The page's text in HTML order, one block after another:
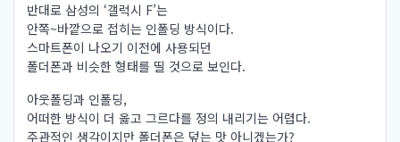
반대로 삼성의 ‘갤럭시 F’는
안쪽~바깥으로 접히는 인폴딩 방식이다.
스마트폰이 나오기 이전에 사용되던
폴더폰과 비슷한 형태를 띨 것으로 보인다.
아웃폴딩과 인폴딩,
어떠한 방식이 더 옳고 그르다를 정의 내리기는 어렵다.
주관적인 생각이지만 폴더폰은 덮는 맛 아니겠는가?